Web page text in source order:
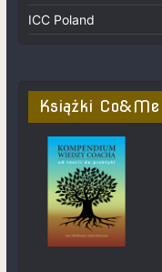
ICC Poland
Książki